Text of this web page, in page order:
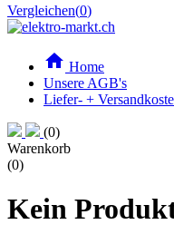
Vergleichen(0)
 Home
Unsere AGB's
Liefer- +
(0)
Warenkorb
(0)
Kein